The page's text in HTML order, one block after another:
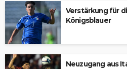
Verstärkung für
Königsblauer
Neuzugang aus